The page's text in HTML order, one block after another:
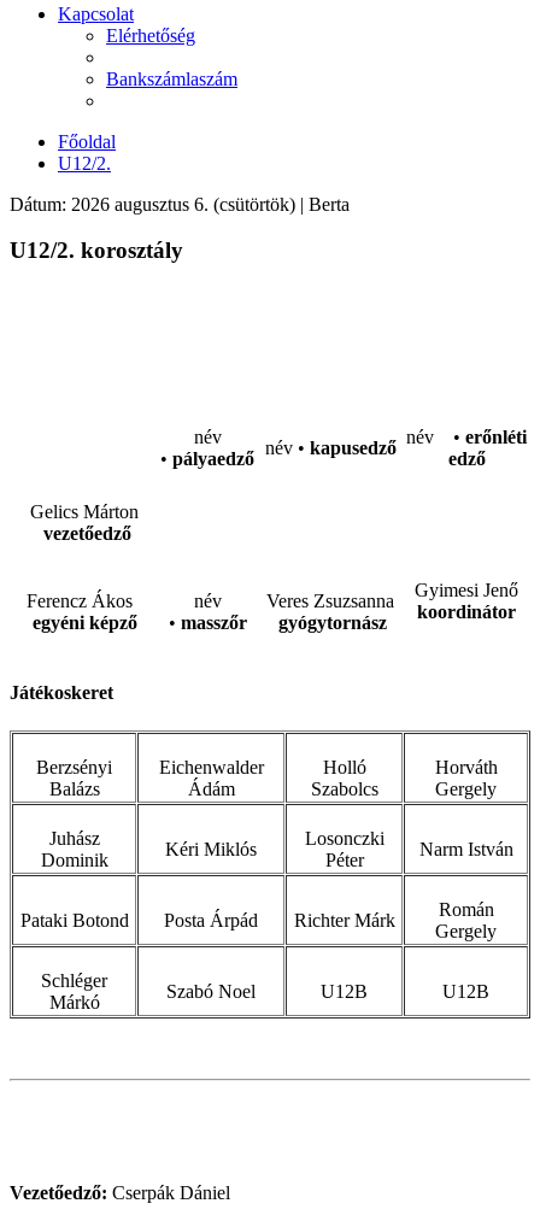
Kapcsolat
Elérhetőség
Bankszámlaszám
Főoldal
U12/2.
Dátum: 2026 augusztus 6. (csütörtök) | Berta
U12/2. korosztály
Gelics Márton
vezetőedző
név
• pályaedző
név • kapusedző
név • erőnléti
edző
Ferencz Ákos
egyéni képző
név
• masszőr
Veres Zsuzsanna
gyógytornász
Gyimesi Jenő
koordinátor
Játékoskeret
Berzsényi
Balázs
Eichenwalder
Ádám
Holló
Szabolcs
Horváth
Gergely
Juhász
Dominik
Kéri Miklós
Losonczki
Péter
Narm István
Pataki Botond Posta Árpád Richter Márk
Román
Gergely
Schléger
Márkó
Szabó Noel U12B U12B
Vezetőedző: Cserpák Dániel